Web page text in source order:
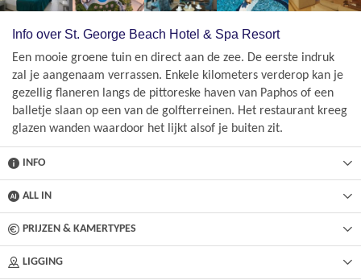
Info over St. George Beach Hotel & Spa Resort
Een mooie groene tuin en direct aan de zee. De eerste indruk
zal je aangenaam verrassen. Enkele kilometers verderop kan je
gezellig flaneren langs de pittoreske haven van Paphos of een
balletje slaan op een van de golfterreinen. Het restaurant kreeg
glazen wanden waardoor het lijkt alsof je buiten zit.
INFO
ALL IN
PRIJZEN & KAMERTYPES
LIGGING